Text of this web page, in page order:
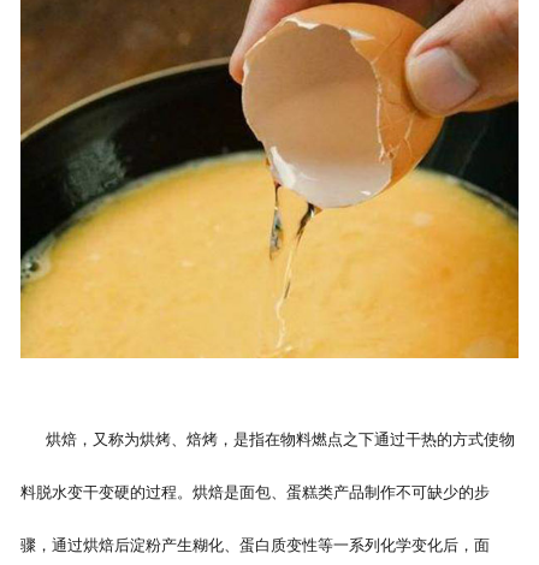
烘焙，又称为烘烤、焙烤，是指在物料燃点之下通过干热的方式使物
料脱水变干变硬的过程。烘焙是面包、蛋糕类产品制作不可缺少的步
骤，通过烘焙后淀粉产生糊化、蛋白质变性等一系列化学变化后，面